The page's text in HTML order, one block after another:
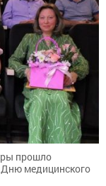
прошло
медицинского